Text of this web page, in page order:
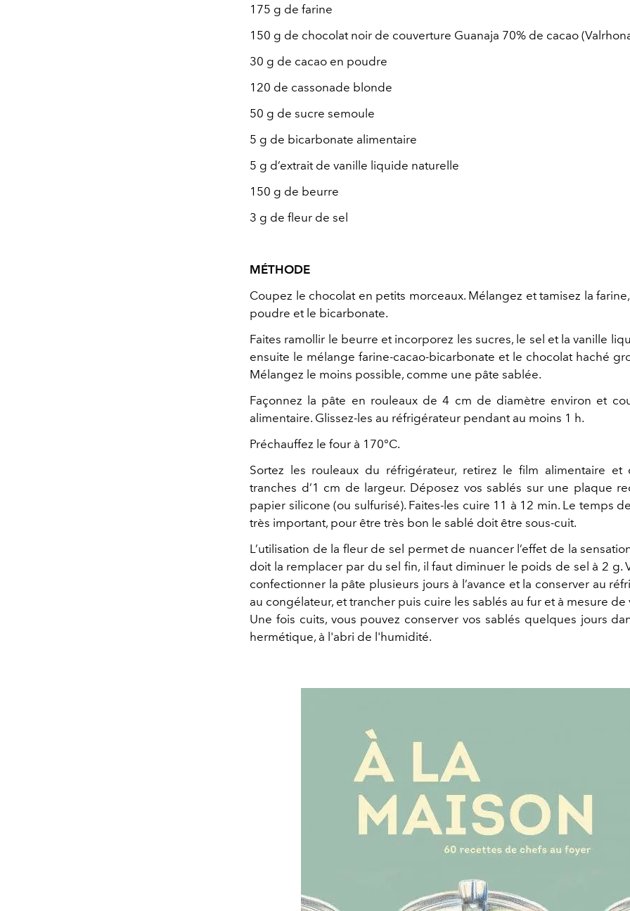
175 g de farine
150 g de chocolat noir de couverture Guanaja 70% de cacao
30 g de cacao en poudre
120 de cassonade blonde
50 g de sucre semoule
5 g de bicarbonate alimentaire
5 g d’extrait de vanille liquide naturelle
150 g de beurre
3 g de fleur de sel
MÉTHODE
Coupez le chocolat en petits morceaux. Mélangez et tamisez la
poudre et le bicarbonate.
Faites ramollir le beurre et incorporez les sucres, le sel et la vanille
ensuite le mélange farine-cacao-bicarbonate et le chocolat haché
Mélangez le moins possible, comme une pâte sablée.
Façonnez la pâte en rouleaux de 4 cm de diamètre environ et
alimentaire. Glissez-les au réfrigérateur pendant au moins 1 h.
Préchauffez le four à 170°C.
Sortez les rouleaux du réfrigérateur, retirez le film alimentaire et
tranches d’1 cm de largeur. Déposez vos sablés sur une plaque
papier silicone (ou sulfurisé). Faites-les cuire 11 à 12 min. Le temps
très important, pour être très bon le sablé doit être sous-cuit.
L’utilisation de la fleur de sel permet de nuancer l’effet de la
doit la remplacer par du sel fin, il faut diminuer le poids de sel à 2 g.
confectionner la pâte plusieurs jours à l’avance et la conserver au
au congélateur, et trancher puis cuire les sablés au fur et à mesure de
Une fois cuits, vous pouvez conserver vos sablés quelques jours
hermétique, à l'abri de l'humidité.